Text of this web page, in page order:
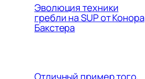
Эволюция техники
гребли на SUP от Конора
Бакстера
Отличный пример того,